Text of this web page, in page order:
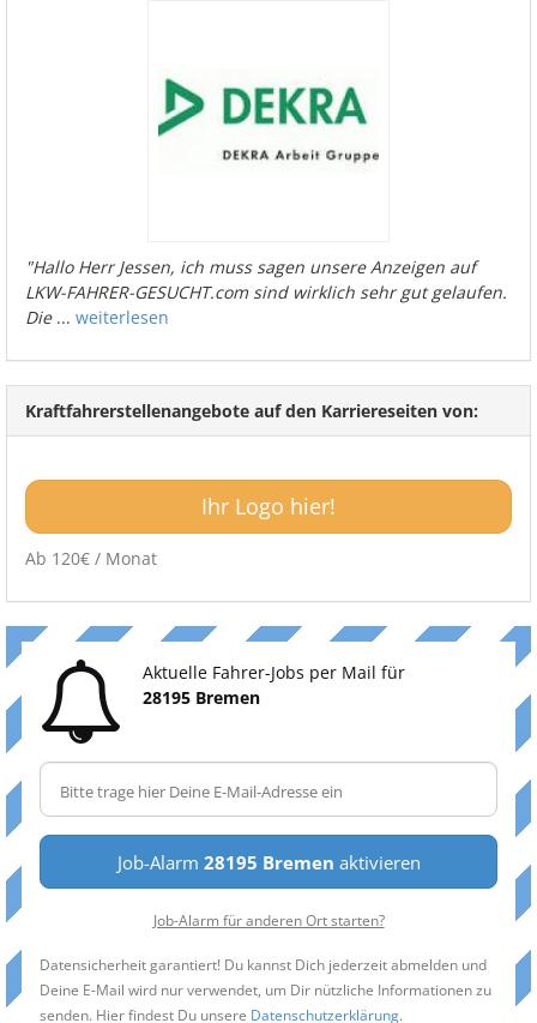
"Hallo Herr Jessen, ich muss sagen unsere Anzeigen auf
LKW-FAHRER-GESUCHT.com sind wirklich sehr gut gelaufen.
Die... weiterlesen
Kraftfahrerstellenangebote auf den Karriereseiten von:
Ihr Logo hier!
Ab 120€ / Monat
Aktuelle Fahrer-Jobs per Mail für
28195 Bremen
Job-Alarm 28195 Bremen aktivieren
Job-Alarm für anderen Ort starten?
Datensicherheit garantiert! Du kannst Dich jederzeit abmelden und
Deine E-Mail wird nur verwendet, um Dir nützliche Informationen zu
senden. Hier findest Du unsere Datenschutzerklärung.